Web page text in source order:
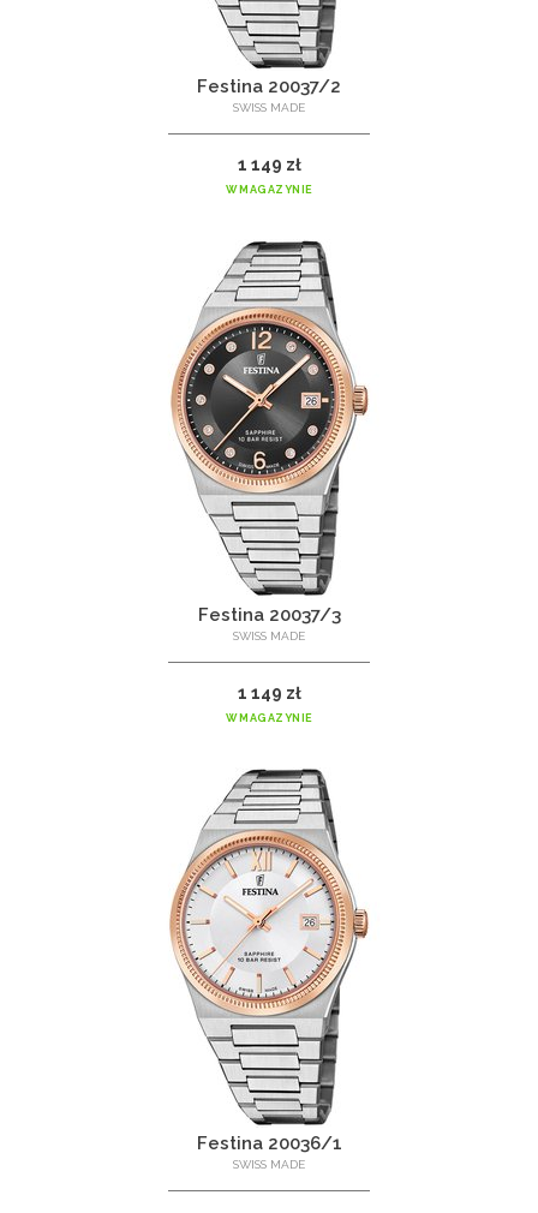
Festina 20037/2
SWISS MADE
1 149 zł
W MAGAZYNIE
Festina 20037/3
SWISS MADE
1 149 zł
W MAGAZYNIE
Festina 20036/1
SWISS MADE